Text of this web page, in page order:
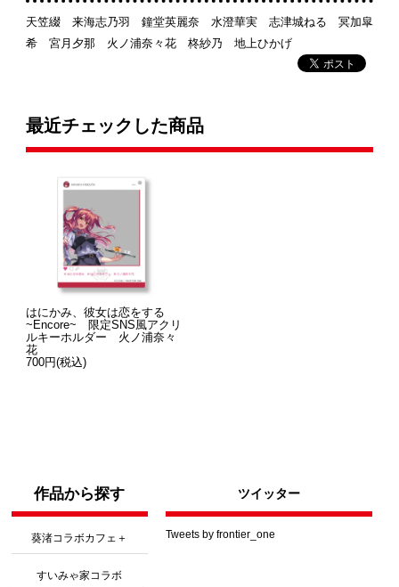
天笠綴 来海志乃羽 鐘堂英麗奈 水澄華実 志津城ねる 冥加皐
希 宮月夕那 火ノ浦奈々花 柊紗乃 地上ひかげ
最近チェックした商品
はにかみ、彼女は恋をする
~Encore~ 限定SNS風アクリ
ルキーホルダー 火ノ浦奈々
花
700円(税込)
作品から探す
葵渚コラボカフェ＋
すいみゃ家コラボ
ツイッター
Tweets by frontier_one